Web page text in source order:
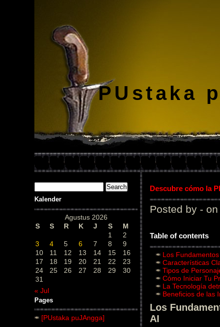
PUstaka
Kalender
Agustus 2026
S
S R K J S
M
1
2
3
4 5 6 7 8
9
10
11 12 13 14 15
16
17
18 19 20 21 22
23
24
25 26 27 28 29
30
31
« Jul
Pages
[PUstaka puJAngga]
Descubre cómo la
Posted by - on
Table of contents
Los
Características
Tipos de
Cómo Iniciar Tu
La Tecnología
Beneficios de las
Los
AI